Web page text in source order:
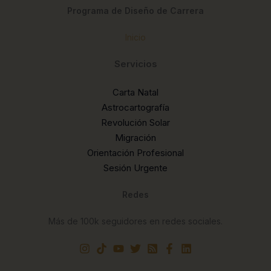
Programa de Diseño de Carrera
Servicios
Carta Natal
Astrocartografía
Revolución Solar
Migración
Orientación Profesional
Sesión Urgente
Redes
Más de 100k seguidores en redes sociales.